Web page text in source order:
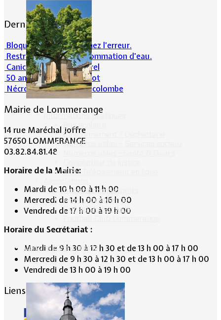
Informations pratiques
Bus scolaire
Environnement / Déchetterie
Numéros utiles - Services sociaux
TIPI : Télépaiement en ligne
Anciens combattants
ASK Lommerange
Conseil de fabrique
Culture & Patrimoine
Dernières actualités
Bloqué en forêt. Cherchez l’erreur.
Restrictions sur la consommation d'eau.
Canicule et milieu naturel
50 ans d’histoires de foot
Nécrologie : Norbert Lacolombe
Mairie de Lommerange
14 rue Maréchal Joffre
57650 LOMMERANGE
03.82.84.81.48
Horaire de la Mairie:
Mardi de 10 h 00 à 11 h 00
Mercredi de 14 h 00 à 16 h 00
Vendredi de 17 h 00 à 19 h 00
Horaire du Secrétariat :
Mardi de 9 h 30 à 12 h 30 et de 13 h 00 à 17 h 00
Mercredi de 9 h 30 à 12 h 30 et de 13 h 00 à 17 h 00
Vendredi de 13 h 00 à 19 h 00
Liens conseillés